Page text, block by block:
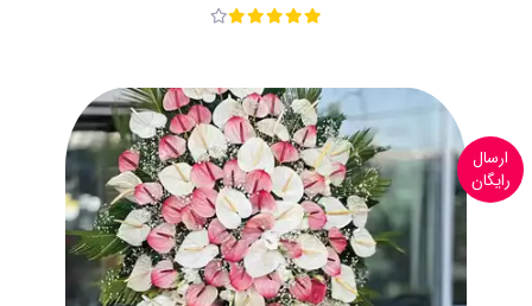
ارسال
رایگان